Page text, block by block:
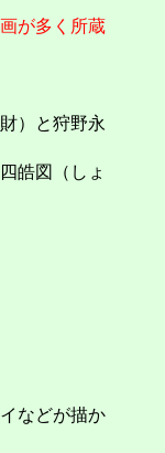
が多く所蔵
）と狩野永
皓図（しょ
などが描か